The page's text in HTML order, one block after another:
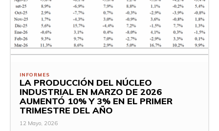
INFORMES
LA PRODUCCIÓN DEL NÚCLEO
INDUSTRIAL EN MARZO DE 2026
AUMENTÓ 10% Y 3% EN EL PRIMER
TRIMESTRE DEL AÑO
12 Mayo, 2026